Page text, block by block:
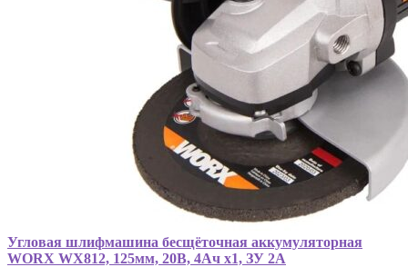
Угловая шлифмашина бесщёточная аккумуляторная
WORX WX812, 125мм, 20В, 4Ач х1, ЗУ 2А